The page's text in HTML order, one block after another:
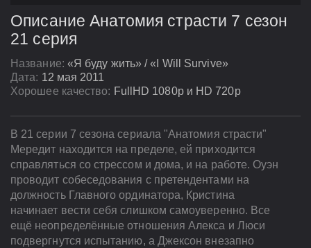
Описание Анатомия страсти 7 сезон
21 серия
Название: «Я буду жить» / «I Will Survive»
Дата: 12 мая 2011
Хорошее качество: FullHD 1080p и HD 720p
В 21 серии 7 сезона сериала "Анатомия страсти"
Мередит находится на пределе, ей приходится
справляться со стрессом и дома, и на работе. Оуэн
проводит собеседования с претендентами на
должность Главного ординатора, Кристина
начинает вести себя слишком самоуверенно. Все
ещё неопределённые отношения Алекса и Люси
подвергнутся испытанию, а Джексон внезапно